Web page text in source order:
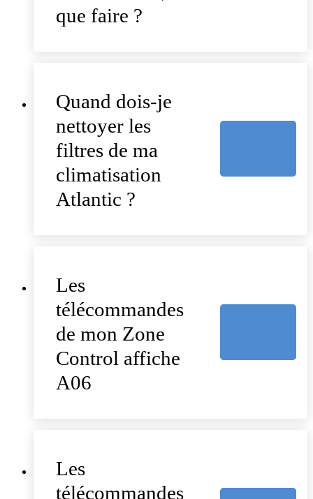
que faire ?
Quand dois-je
nettoyer les
filtres de ma
climatisation
Atlantic ?
Les
télécommandes
de mon Zone
Control affiche
A06
Les
télécommandes